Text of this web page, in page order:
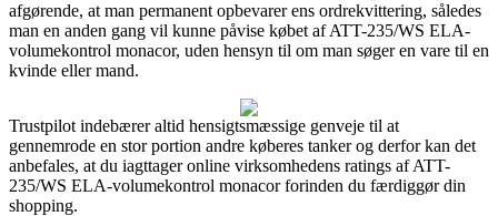
afgørende, at man permanent opbevarer ens ordrekvittering, således
man en anden gang vil kunne påvise købet af ATT-235/WS ELA-
volumekontrol monacor, uden hensyn til om man søger en vare til en
kvinde eller mand.
Trustpilot indebærer altid hensigtsmæssige genveje til at
gennemrode en stor portion andre køberes tanker og derfor kan det
anbefales, at du iagttager online virksomhedens ratings af ATT-
235/WS ELA-volumekontrol monacor forinden du færdiggør din
shopping.